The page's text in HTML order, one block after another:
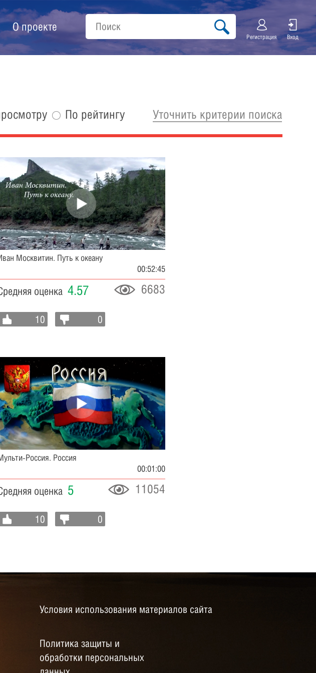
О проекте
Регистрация Вход
По рейтингу Уточнить критерии поиска
Москвитин. Путь к океану
00:52:45
оценка 4.57 6683
10 0
Россия. Россия
00:01:00
оценка 5 11054
10 0
Условия использования материалов сайта
Политика защиты и
обработки персональных